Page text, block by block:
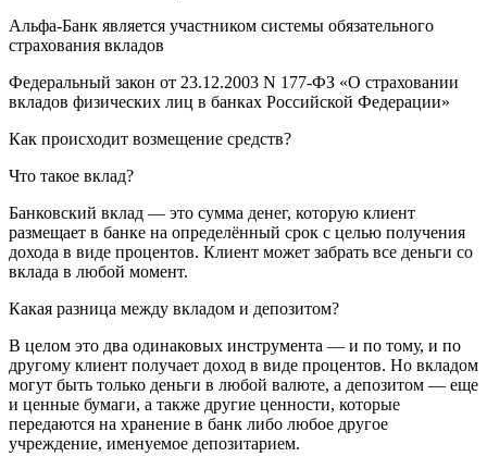
Альфа-Банк является участником системы обязательного
страхования вкладов
Федеральный закон от 23.12.2003 N 177-ФЗ «О страховании
вкладов физических лиц в банках Российской Федерации»
Как происходит возмещение средств?
Что такое вклад?
Банковский вклад — это сумма денег, которую клиент
размещает в банке на определённый срок с целью получения
дохода в виде процентов. Клиент может забрать все деньги со
вклада в любой момент.
Какая разница между вкладом и депозитом?
В целом это два одинаковых инструмента — и по тому, и по
другому клиент получает доход в виде процентов. Но вкладом
могут быть только деньги в любой валюте, а депозитом — еще
и ценные бумаги, а также другие ценности, которые
передаются на хранение в банк либо любое другое
учреждение, именуемое депозитарием.